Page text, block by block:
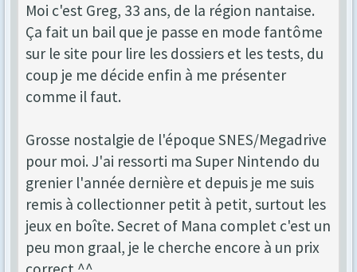
Moi c'est Greg, 33 ans, de la région nantaise.
Ça fait un bail que je passe en mode fantôme
sur le site pour lire les dossiers et les tests, du
coup je me décide enfin à me présenter
comme il faut.
Grosse nostalgie de l'époque SNES/Megadrive
pour moi. J'ai ressorti ma Super Nintendo du
grenier l'année dernière et depuis je me suis
remis à collectionner petit à petit, surtout les
jeux en boîte. Secret of Mana complet c'est un
peu mon graal, je le cherche encore à un prix